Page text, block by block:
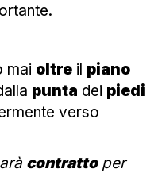
mai oltre il piano
punta dei piedi
verso
contrattoper